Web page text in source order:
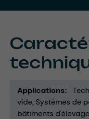
Applications
vide Systèmes de
bâtiments d'élevage